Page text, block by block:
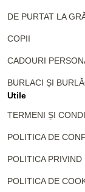
DE PURTAT LA
COPII
CADOURI
BURLACI ȘI
Utile
TERMENI ȘI
POLITICA DE
POLITICA
POLITICA DE